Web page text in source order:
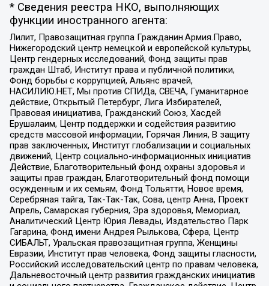
* Сведения реестра НКО, выполняющих
функции иностранного агента:
Лилит, Правозащитная группа Гражданин.Армия.Право,
Нижегородский центр немецкой и европейской культуры,
Центр гендерных исследований, Фонд защиты прав
граждан Штаб, Институт права и публичной политики,
Фонд борьбы с коррупцией, Альянс врачей,
НАСИЛИЮ.НЕТ, Мы против СПИДа, СВЕЧА, Гуманитарное
действие, Открытый Петербург, Лига Избирателей,
Правовая инициатива, Гражданский Союз, Хасдей
Ерушалаим, Центр поддержки и содействия развитию
средств массовой информации, Горячая Линия, В защиту
прав заключенных, Институт глобализации и социальных
движений, Центр социально-информационных инициатив
Действие, Благотворительный фонд охраны здоровья и
защиты прав граждан, Благотворительный фонд помощи
осужденным и их семьям, Фонд Тольятти, Новое время,
Серебряная тайга, Так-Так-Так, Сова, центр Анна, Проект
Апрель, Самарская губерния, Эра здоровья, Мемориал,
Аналитический Центр Юрия Левады, Издательство Парк
Гагарина, Фонд имени Андрея Рылькова, Сфера, Центр
СИБАЛЬТ, Уральская правозащитная группа, Женщины
Евразии, Институт прав человека, Фонд защиты гласности,
Российский исследовательский центр по правам человека,
Дальневосточный центр развития гражданских инициатив